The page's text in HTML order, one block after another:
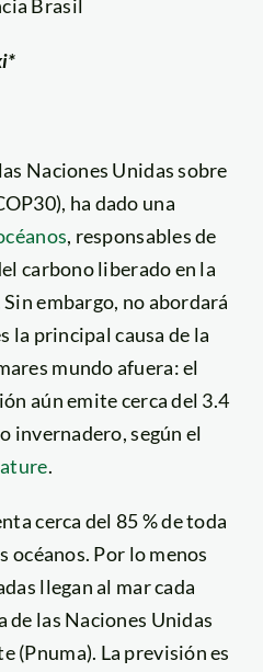
Brasil
Naciones Unidas sobre
ha dado una
, responsables de
carbono liberado en la
embargo, no abordará
la principal causa de la
mundo afuera: el
aún emite cerca del 3.4
invernadero, según el
.
cerca del 85 % de toda
océanos. Por lo menos
llegan al mar cada
de las Naciones Unidas
(Pnuma). La previsión es